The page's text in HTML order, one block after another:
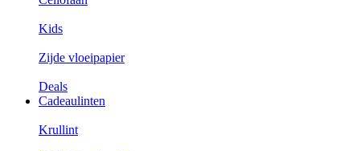
Kids
Zijde vloeipapier
Deals
Cadeaulinten
Krullint